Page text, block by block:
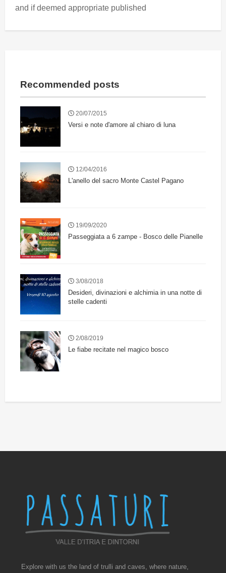
and if deemed appropriate published
Recommended posts
20/07/2015
Versi e note d'amore al chiaro di luna
12/04/2016
L'anello del sacro Monte Castel Pagano
19/09/2020
Passeggiata a 6 zampe - Bosco delle Pianelle
3/08/2018
Desideri, divinazioni e alchimia in una notte di
stelle cadenti
2/08/2019
Le fiabe recitate nel magico bosco
Explore with us the land of trulli and caves, where nature,